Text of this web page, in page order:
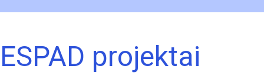
ESPAD projektai